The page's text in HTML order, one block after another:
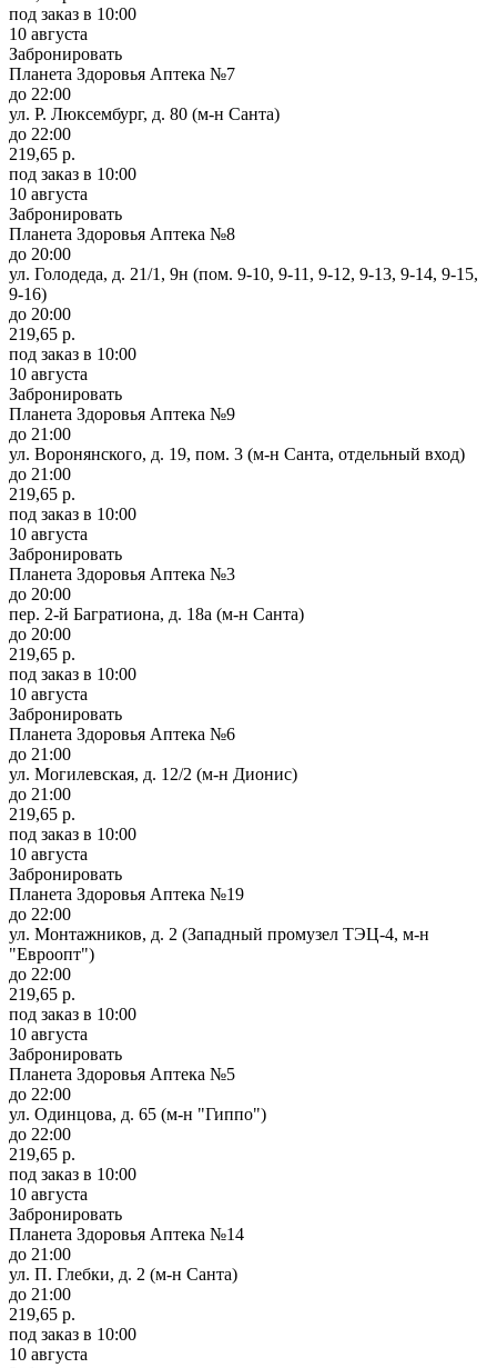
под заказ в 10:00
10 августа
Забронировать
Планета Здоровья Аптека №7
до 22:00
ул. Р. Люксембург, д. 80 (м-н Санта)
до 22:00
219,65 р.
под заказ в 10:00
10 августа
Забронировать
Планета Здоровья Аптека №8
до 20:00
ул. Голодеда, д. 21/1, 9н (пом. 9-10, 9-11, 9-12, 9-13, 9-14, 9-15,
9-16)
до 20:00
219,65 р.
под заказ в 10:00
10 августа
Забронировать
Планета Здоровья Аптека №9
до 21:00
ул. Воронянского, д. 19, пом. 3 (м-н Санта, отдельный вход)
до 21:00
219,65 р.
под заказ в 10:00
10 августа
Забронировать
Планета Здоровья Аптека №3
до 20:00
пер. 2-й Багратиона, д. 18а (м-н Санта)
до 20:00
219,65 р.
под заказ в 10:00
10 августа
Забронировать
Планета Здоровья Аптека №6
до 21:00
ул. Могилевская, д. 12/2 (м-н Дионис)
до 21:00
219,65 р.
под заказ в 10:00
10 августа
Забронировать
Планета Здоровья Аптека №19
до 22:00
ул. Монтажников, д. 2 (Западный промузел ТЭЦ-4, м-н
"Евроопт")
до 22:00
219,65 р.
под заказ в 10:00
10 августа
Забронировать
Планета Здоровья Аптека №5
до 22:00
ул. Одинцова, д. 65 (м-н "Гиппо")
до 22:00
219,65 р.
под заказ в 10:00
10 августа
Забронировать
Планета Здоровья Аптека №14
до 21:00
ул. П. Глебки, д. 2 (м-н Санта)
до 21:00
219,65 р.
под заказ в 10:00
10 августа